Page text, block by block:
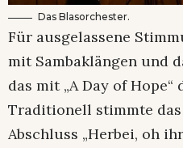
Das Blasorchester.
Für ausgelassene
mit Sambaklängen und
das mit „A Day of Hope“
Traditionell stimmte
Abschluss „Herbei, oh